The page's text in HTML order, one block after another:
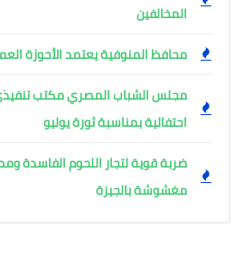
المخالفين
محافظ المنوفية يعتمد الأحوزة
مجلس الشباب المصري مكتب تنفيذي
احتفالية بمناسبة ثورة يوليو
مغشوشة بالجيزة